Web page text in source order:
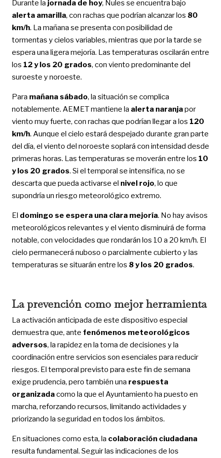
Durante la jornada de hoy, Nules se encuentra bajo
alerta amarilla, con rachas que podrían alcanzar los 80
km/h. La mañana se presenta con posibilidad de
tormentas y cielos variables, mientras que por la tarde se
espera una ligera mejoría. Las temperaturas oscilarán entre
los 12 y los 20 grados, con viento predominante del
suroeste y noroeste.
Para mañana sábado, la situación se complica
notablemente. AEMET mantiene la alerta naranjapor
viento muy fuerte, con rachas que podrían llegar a los 120
km/h. Aunque el cielo estará despejado durante gran parte
del día, el viento del noroeste soplará con intensidad desde
primeras horas. Las temperaturas se moverán entre los 10
y los 20 grados. Si el temporal se intensifica, no se
descarta que pueda activarse el nivel rojo, lo que
supondría un riesgo meteorológico extremo.
El domingo se espera una clara mejoría. No hay avisos
meteorológicos relevantes y el viento disminuirá de forma
notable, con velocidades que rondarán los 10 a 20 km/h. El
cielo permanecerá nuboso o parcialmente cubierto y las
temperaturas se situarán entre los 8 y los 20 grados.
La prevención como mejor herramienta
La activación anticipada de este dispositivo especial
demuestra que, ante fenómenos meteorológicos
adversos, la rapidez en la toma de decisiones y la
coordinación entre servicios son esenciales para reducir
riesgos. El temporal previsto para este fin de semana
exige prudencia, pero también una respuesta
organizadacomo la que el Ayuntamiento ha puesto en
marcha, reforzando recursos, limitando actividades y
priorizando la seguridad en todos los ámbitos.
En situaciones como esta, la colaboración ciudadana
resulta fundamental. Seguir las indicaciones de los